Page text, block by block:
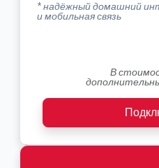
* надёжный домашний
и мобильная связь
В